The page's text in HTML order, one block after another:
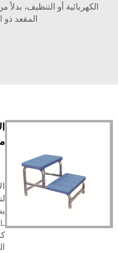
الكهربائية أو التنظيف،
المقعد ذو